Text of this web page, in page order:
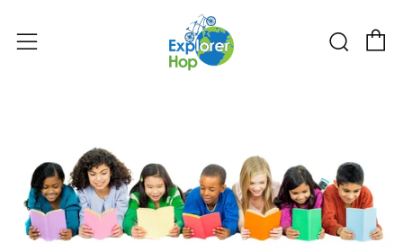
菜单 搜索